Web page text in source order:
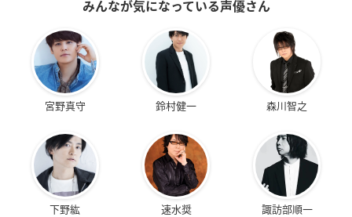
みんなが気になっている声優さん
宮野真守 鈴村健一 森川智之
下野紘 速水奨 諏訪部順一